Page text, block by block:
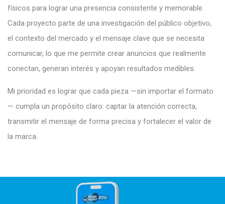
físicos para lograr una presencia consistente y memorable.
Cada proyecto parte de una investigación del público objetivo,
el contexto del mercado y el mensaje clave que se necesita
comunicar, lo que me permite crear anuncios que realmente
conectan, generan interés y apoyan resultados medibles.
Mi prioridad es lograr que cada pieza —sin importar el formato
— cumpla un propósito claro: captar la atención correcta,
transmitir el mensaje de forma precisa y fortalecer el valor de
la marca.